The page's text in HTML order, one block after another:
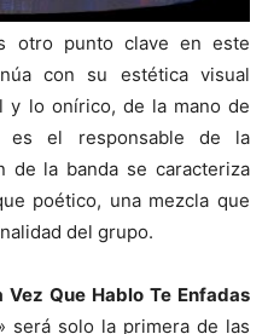
otro punto clave en este
con su estética visual
y lo onírico, de la mano de
es el responsable de la
de la banda se caracteriza
poético, una mezcla que
del grupo.
Vez Que Hablo Te Enfadas
será solo la primera de las